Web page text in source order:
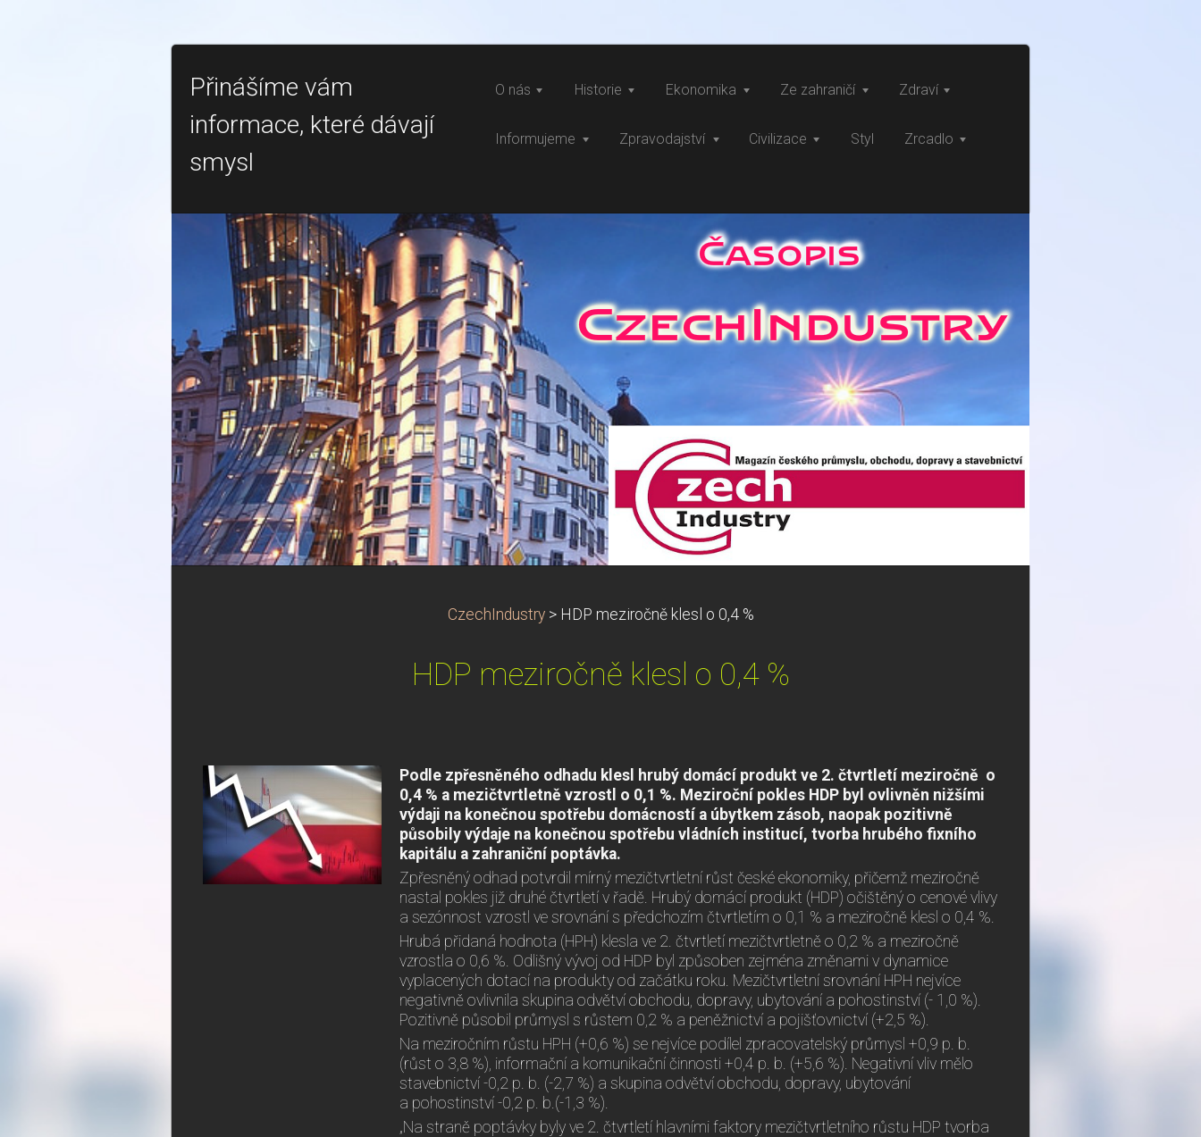
Přinášíme vám
informace, které dávají
smysl
O nás Historie Ekonomika Ze zahraničí Zdraví
Informujeme Zpravodajství Civilizace Styl Zrcadlo
CzechIndustry > HDP meziročně klesl o 0,4 %
HDP meziročně klesl o 0,4 %
Podle zpřesněného odhadu klesl hrubý domácí produkt ve 2. čtvrtletí meziročně o
0,4 % a mezičtvrtletně vzrostl o 0,1 %. Meziroční pokles HDP byl ovlivněn nižšími
výdaji na konečnou spotřebu domácností a úbytkem zásob, naopak pozitivně
působily výdaje na konečnou spotřebu vládních institucí, tvorba hrubého fixního
kapitálu a zahraniční poptávka.
Zpřesněný odhad potvrdil mírný mezičtvrtletní růst české ekonomiky, přičemž meziročně
nastal pokles již druhé čtvrtletí v řadě. Hrubý domácí produkt (HDP) očištěný o cenové vlivy
a sezónnost vzrostl ve srovnání s předchozím čtvrtletím o 0,1 % a meziročně klesl o 0,4 %.
Hrubá přidaná hodnota (HPH) klesla ve 2. čtvrtletí mezičtvrtletně o 0,2 % a meziročně
vzrostla o 0,6 %. Odlišný vývoj od HDP byl způsoben zejména změnami v dynamice
vyplacených dotací na produkty od začátku roku. Mezičtvrtletní srovnání HPH nejvíce
negativně ovlivnila skupina odvětví obchodu, dopravy, ubytování a pohostinství (- 1,0 %).
Pozitivně působil průmysl s růstem 0,2 % a peněžnictví a pojišťovnictví (+2,5 %).
Na meziročním růstu HPH (+0,6 %) se nejvíce podílel zpracovatelský průmysl +0,9 p. b.
(růst o 3,8 %), informační a komunikační činnosti +0,4 p. b. (+5,6 %). Negativní vliv mělo
stavebnictví -0,2 p. b. (-2,7 %) a skupina odvětví obchodu, dopravy, ubytování
a pohostinství -0,2 p. b.(-1,3 %).
„Na straně poptávky byly ve 2. čtvrtletí hlavními faktory mezičtvrtletního růstu HDP tvorba